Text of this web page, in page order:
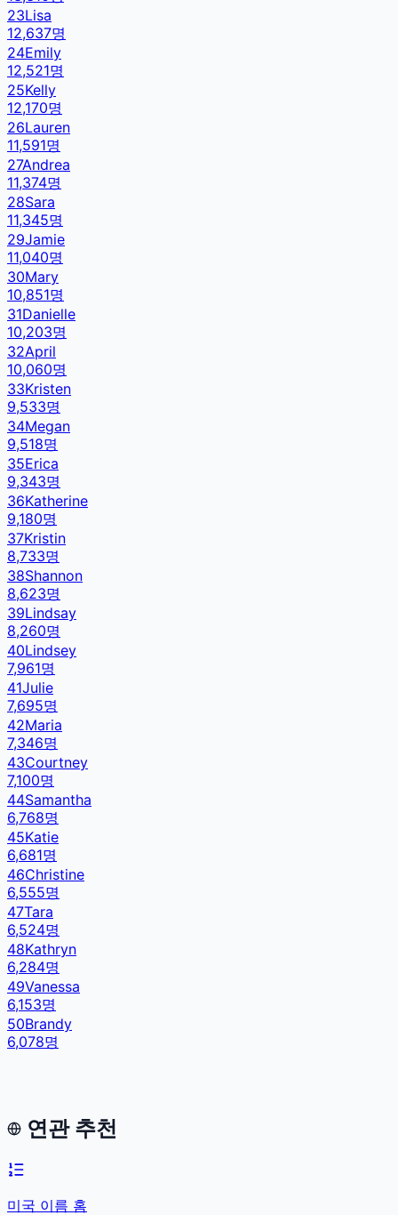
23Lisa
12,637명
24Emily
12,521명
25Kelly
12,170명
26Lauren
11,591명
27Andrea
11,374명
28Sara
11,345명
29Jamie
11,040명
30Mary
10,851명
31Danielle
10,203명
32April
10,060명
33Kristen
9,533명
34Megan
9,518명
35Erica
9,343명
36Katherine
9,180명
37Kristin
8,733명
38Shannon
8,623명
39Lindsay
8,260명
40Lindsey
7,961명
41Julie
7,695명
42Maria
7,346명
43Courtney
7,100명
44Samantha
6,768명
45Katie
6,681명
46Christine
6,555명
47Tara
6,524명
48Kathryn
6,284명
49Vanessa
6,153명
50Brandy
6,078명
연관 추천
미국 이름 홈